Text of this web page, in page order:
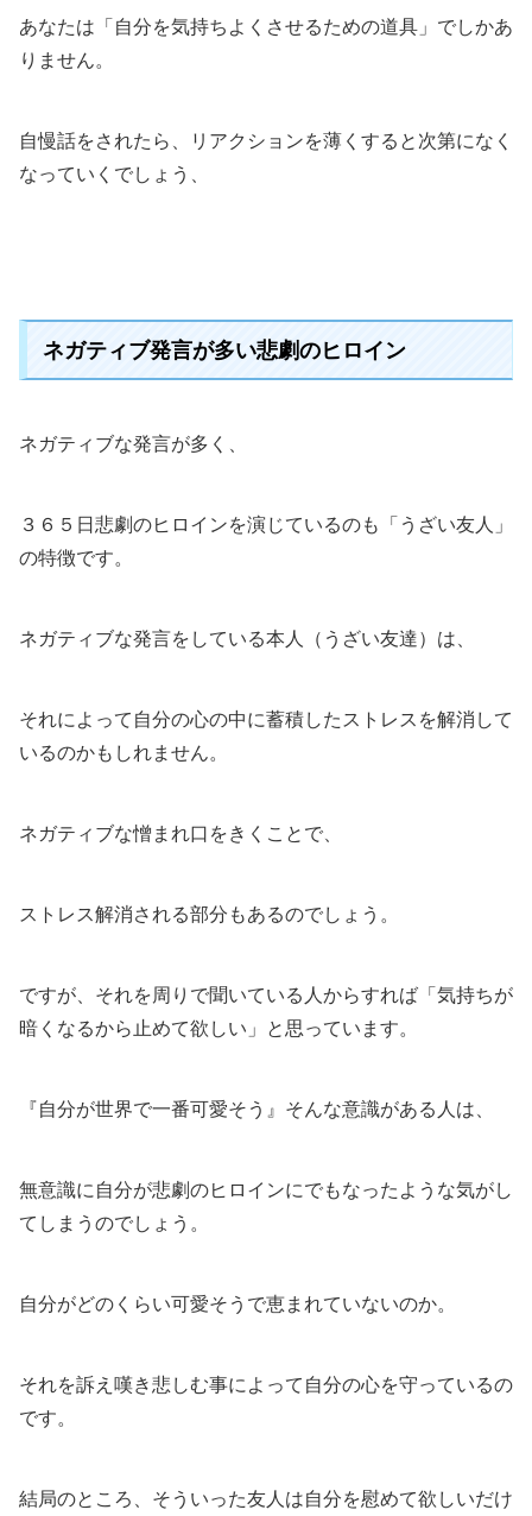
あなたは「自分を気持ちよくさせるための道具」でしかあ
りません。
自慢話をされたら、リアクションを薄くすると次第になく
なっていくでしょう、
ネガティブ発言が多い悲劇のヒロイン
ネガティブな発言が多く、
３６５日悲劇のヒロインを演じているのも「うざい友人」
の特徴です。
ネガティブな発言をしている本人（うざい友達）は、
それによって自分の心の中に蓄積したストレスを解消して
いるのかもしれません。
ネガティブな憎まれ口をきくことで、
ストレス解消される部分もあるのでしょう。
ですが、それを周りで聞いている人からすれば「気持ちが
暗くなるから止めて欲しい」と思っています。
『自分が世界で一番可愛そう』そんな意識がある人は、
無意識に自分が悲劇のヒロインにでもなったような気がし
てしまうのでしょう。
自分がどのくらい可愛そうで恵まれていないのか。
それを訴え嘆き悲しむ事によって自分の心を守っているの
です。
結局のところ、そういった友人は自分を慰めて欲しいだけ